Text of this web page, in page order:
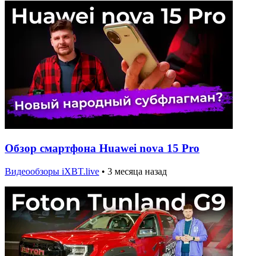
Обзор смартфона Huawei nova 15 Pro
Видеообзоры iXBT.live • 3 месяца назад